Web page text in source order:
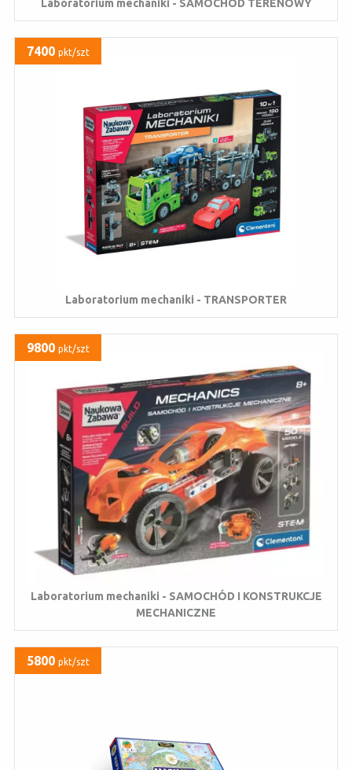
Laboratorium mechaniki - SAMOCHÓD TERENOWY
7400 pkt/szt
Laboratorium mechaniki - TRANSPORTER
9800 pkt/szt
Laboratorium mechaniki - SAMOCHÓD I KONSTRUKCJE
MECHANICZNE
5800 pkt/szt